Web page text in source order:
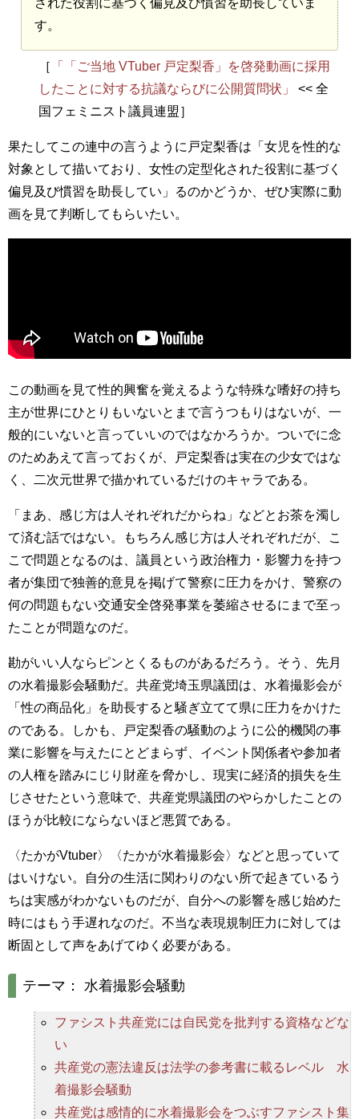
す。
［
「「ご当地 VTuber 戸定梨香」を啓発動画に採用
したことに対する抗議ならびに公開質問状」
<< 全
国フェミニスト議員連盟］
果たしてこの連中の言うように戸定梨香は「女児を性的な
対象として描いており、女性の定型化された役割に基づく
偏見及び慣習を助長してい」るのかどうか、ぜひ実際に動
画を見て判断してもらいたい。
この動画を見て性的興奮を覚えるような特殊な嗜好の持ち
主が世界にひとりもいないとまで言うつもりはないが、一
般的にいないと言っていいのではなかろうか。ついでに念
のためあえて言っておくが、戸定梨香は実在の少女ではな
く、二次元世界で描かれているだけのキャラである。
「まあ、感じ方は人それぞれだからね」などとお茶を濁し
て済む話ではない。もちろん感じ方は人それぞれだが、こ
こで問題となるのは、議員という政治権力・影響力を持つ
者が集団で独善的意見を掲げて警察に圧力をかけ、警察の
何の問題もない交通安全啓発事業を萎縮させるにまで至っ
たことが問題なのだ。
勘がいい人ならピンとくるものがあるだろう。そう、先月
の水着撮影会騒動だ。共産党埼玉県議団は、水着撮影会が
「性の商品化」を助長すると騒ぎ立てて県に圧力をかけた
のである。しかも、戸定梨香の騒動のように公的機関の事
業に影響を与えたにとどまらず、イベント関係者や参加者
の人権を踏みにじり財産を脅かし、現実に経済的損失を生
じさせたという意味で、共産党県議団のやらかしたことの
ほうが比較にならないほど悪質である。
〈たかがVtuber〉〈たかが水着撮影会〉などと思っていて
はいけない。自分の生活に関わりのない所で起きているう
ちは実感がわかないものだが、自分への影響を感じ始めた
時にはもう手遅れなのだ。不当な表現規制圧力に対しては
断固として声をあげてゆく必要がある。
テーマ： 水着撮影会騒動
ファシスト共産党には自民党を批判する資格などな
い
共産党の憲法違反は法学の参考書に載るレベル 水
着撮影会騒動
共産党は感情的に水着撮影会をつぶすファシスト集